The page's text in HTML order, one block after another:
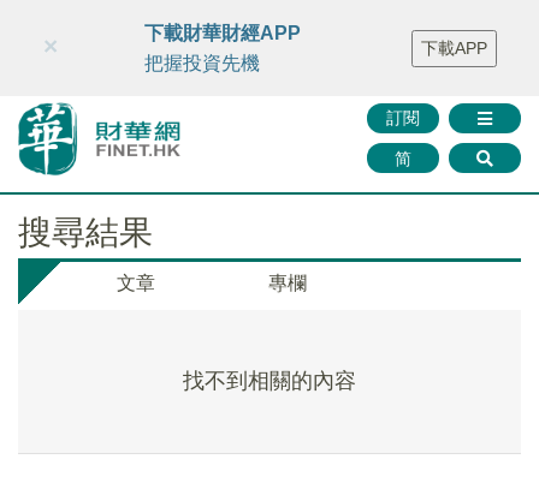
財華智庫網 FINTV FINMETA 財華證券 媒體矩陣
智庫沙龍
聯絡我們
訂閱
简
×
下載財華財經APP
把握投資先機
下載APP
搜尋結果
文章 專欄
找不到相關的內容